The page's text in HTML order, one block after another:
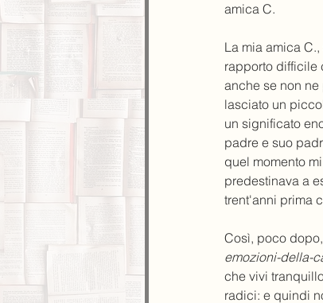
amica C.
La mia amica
rapporto difficile
anche se non
lasciato un
un significato
padre e suo
quel momento
predestinava a
trent'anni prima
Così, poco
emozioni-della-
che vivi
radici: e quindi